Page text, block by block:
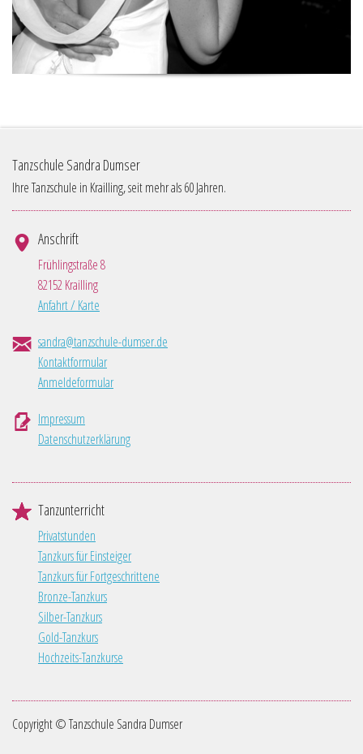
Tanzschule Sandra Dumser
Ihre Tanzschule in Krailling, seit mehr als 60 Jahren.
Anschrift
Frühlingstraße 8
82152 Krailling
Anfahrt / Karte
sandra@tanzschule-dumser.de
Kontaktformular
Anmeldeformular
Impressum
Datenschutzerklärung
Tanzunterricht
Privatstunden
Tanzkurs für Einsteiger
Tanzkurs für Fortgeschrittene
Bronze-Tanzkurs
Silber-Tanzkurs
Gold-Tanzkurs
Hochzeits-Tanzkurse
Copyright © Tanzschule Sandra Dumser